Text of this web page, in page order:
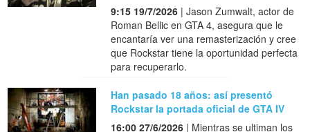
9:15 19/7/2026 | Jason Zumwalt, actor de
Roman Bellic en GTA 4, asegura que le
encantaría ver una remasterización y cree
que Rockstar tiene la oportunidad perfecta
para recuperarlo.
Han pasado 18 años: así presentó
Rockstar la portada oficial de GTA IV
16:00 27/6/2026 | Mientras se ultiman los